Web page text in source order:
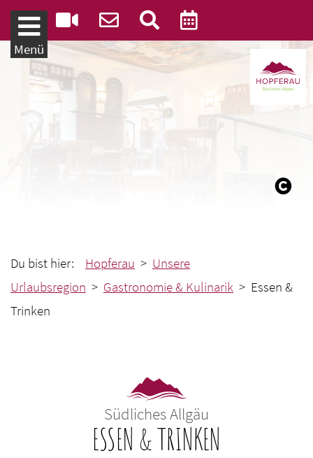
Weiter zum Inhalt
Menü
Du bist hier: Hopferau > Unsere
Urlaubsregion > Gastronomie & Kulinarik > Essen &
Trinken
Südliches Allgäu
ESSEN & TRINKEN